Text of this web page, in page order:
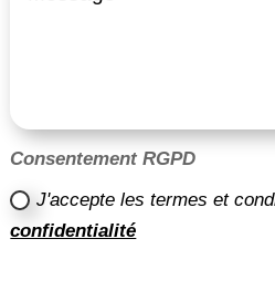
Consentement RGPD
J'accepte les termes et
confidentialité